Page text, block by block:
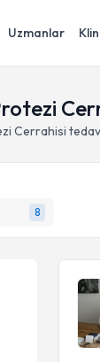
Uzmanlar
Cerrahisi
8